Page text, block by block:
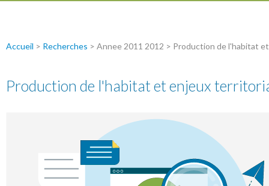
Accueil > Recherches > Annee 2011 2012 > Production de l'habitat
Production de l'habitat et enjeux